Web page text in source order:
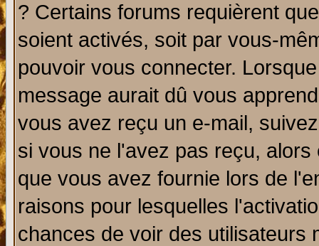
? Certains forums requièrent
soient activés, soit par vous-
pouvoir vous connecter.
message aurait dû vous
vous avez reçu un e-mail,
si vous ne l'avez pas reçu,
que vous avez fournie lors de
raisons pour lesquelles
chances de voir des utilisateurs